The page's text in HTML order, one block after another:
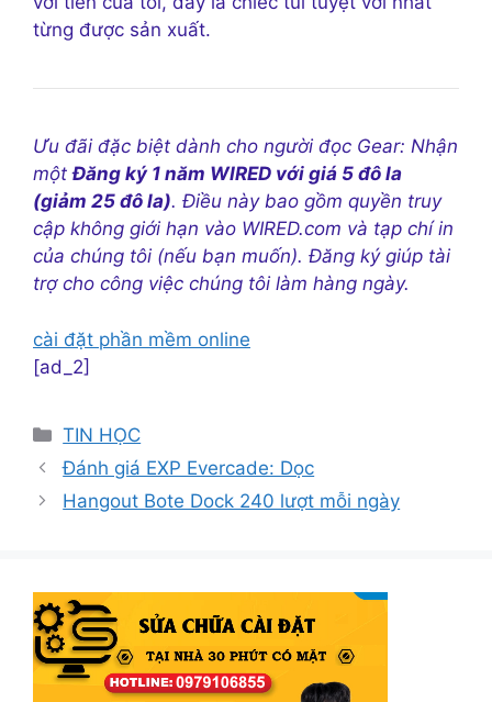
từng được sản xuất.
Ưu đãi đặc biệt dành cho người đọc Gear: Nhận
một Đăng ký 1 năm WIRED với giá 5 đô la
(giảm 25 đô la). Điều này bao gồm quyền truy
cập không giới hạn vào WIRED.com và tạp chí in
của chúng tôi (nếu bạn muốn). Đăng ký giúp tài
trợ cho công việc chúng tôi làm hàng ngày.
cài đặt phần mềm online
[ad_2]
Danh
mục
TIN HỌC
Đánh giá EXP Evercade: Dọc
Hangout Bote Dock 240 lượt mỗi ngày